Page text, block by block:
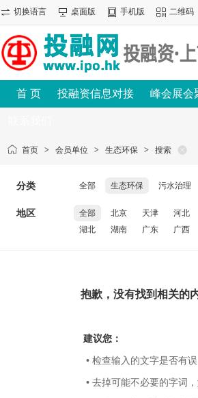
切换语言 桌面版 手机版 二维码
首 页 投融资信息对接 峰会展会
首页 > 会员单位 > 生态环保 > 搜索
分类 全部 生态环保 污水治理
地区 全部 北京 天津 河北
湖北
湖南 广东 广西
抱歉，没有找到相关的
建议您：
• 检查输入的文字是否有误
• 去掉可能不必要的字词，